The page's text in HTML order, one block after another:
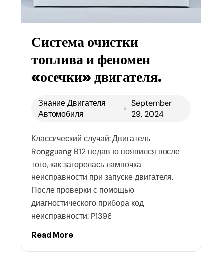
Система очистки
топлива и феномен
«осечки» двигателя.
Знание Двигателя
Автомобиля
September
29, 2024
Классический случай: Двигатель
Rongguang B12 недавно появился после
того, как загорелась лампочка
неисправности при запуске двигателя.
После проверки с помощью
диагностического прибора код
неисправности: P1396
Read More